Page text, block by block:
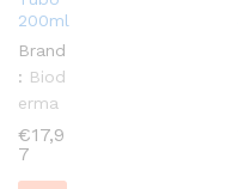
200ml
Brand
: Biod
erma
€17,9
7